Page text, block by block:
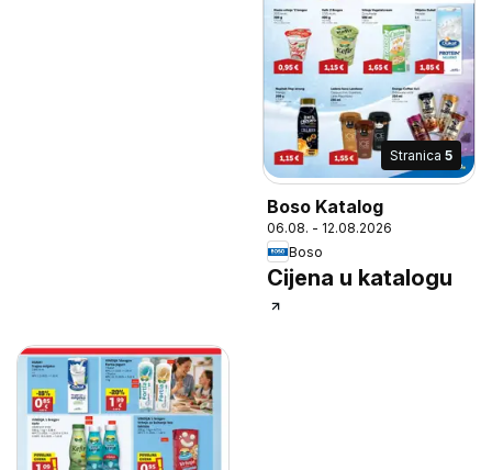
Stranica 5
Boso Katalog
06.08. - 12.08.2026
Boso
Cijena u katalogu